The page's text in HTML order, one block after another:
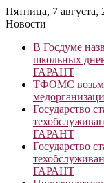
Пятница, 7 августа,
Новости
В Госдуме
школьных
ГАРАНТ
ТФОМС
Государство
ГАРАНТ
Государство
ГАРАНТ